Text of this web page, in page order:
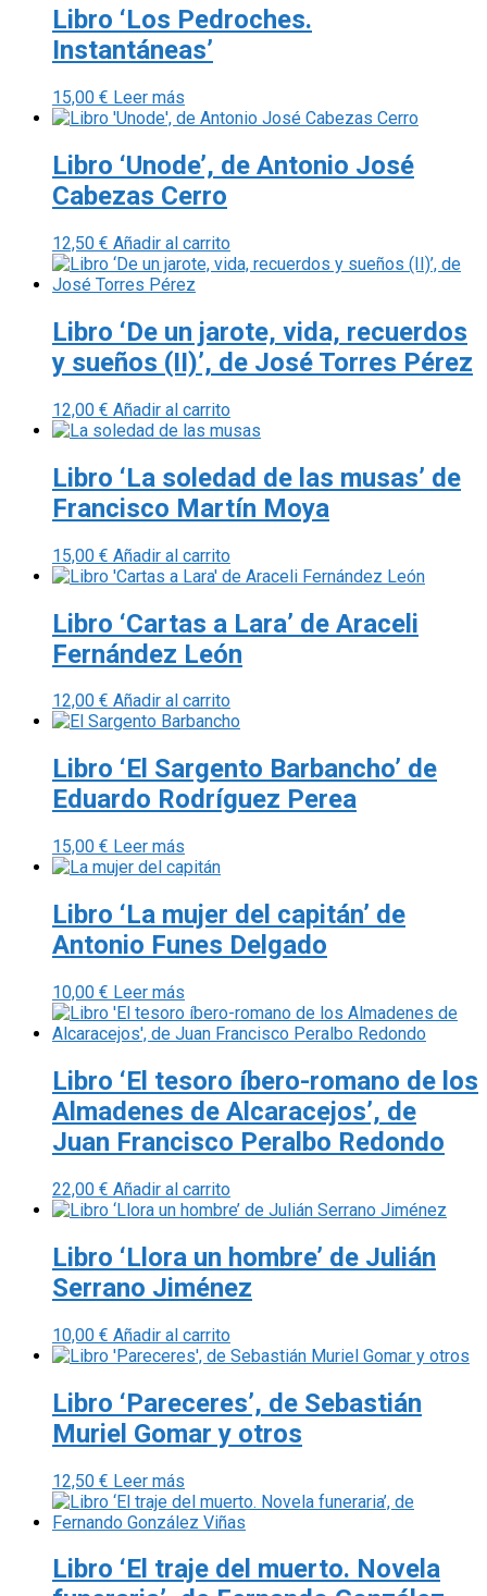
Libro ‘Los Pedroches.
Instantáneas’
15,00 € Leer más
Libro ‘Unode’, de Antonio José
Cabezas Cerro
12,50 € Añadir al carrito
Libro ‘De un jarote, vida, recuerdos
y sueños (II)’, de José Torres Pérez
12,00 € Añadir al carrito
Libro ‘La soledad de las musas’ de
Francisco Martín Moya
15,00 € Añadir al carrito
Libro ‘Cartas a Lara’ de Araceli
Fernández León
12,00 € Añadir al carrito
Libro ‘El Sargento Barbancho’ de
Eduardo Rodríguez Perea
15,00 € Leer más
Libro ‘La mujer del capitán’ de
Antonio Funes Delgado
10,00 € Leer más
Libro ‘El tesoro íbero-romano de los
Almadenes de Alcaracejos’, de
Juan Francisco Peralbo Redondo
22,00 € Añadir al carrito
Libro ‘Llora un hombre’ de Julián
Serrano Jiménez
10,00 € Añadir al carrito
Libro ‘Pareceres’, de Sebastián
Muriel Gomar y otros
12,50 € Leer más
Libro ‘El traje del muerto. Novela